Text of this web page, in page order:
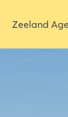
Zeeland